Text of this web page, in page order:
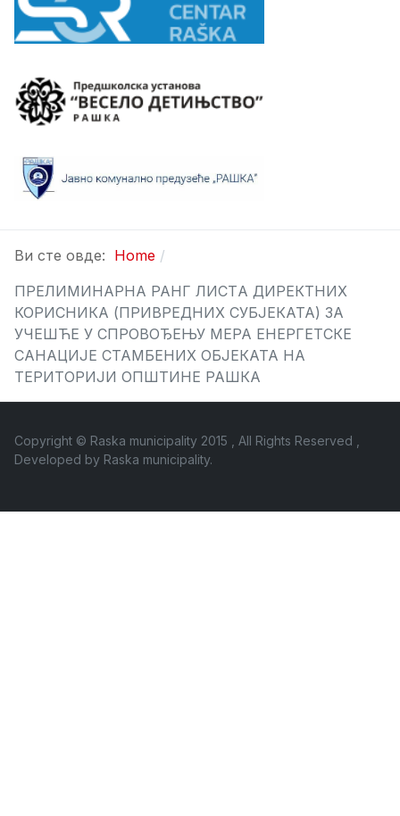
Ви сте овде: Home
ПРЕЛИМИНАРНA РАНГ ЛИСТA ДИРЕКТНИХ
КОРИСНИКА (ПРИВРЕДНИХ СУБЈЕКАТА) ЗА
УЧЕШЋЕ У СПРОВОЂЕЊУ МЕРА ЕНЕРГЕТСКЕ
САНАЦИЈЕ СТАМБЕНИХ ОБЈЕКАТА НА
ТЕРИТОРИЈИ ОПШТИНЕ РАШКА
Copyright © Raska municipality 2015 , All Rights Reserved ,
Developed by Raska municipality.